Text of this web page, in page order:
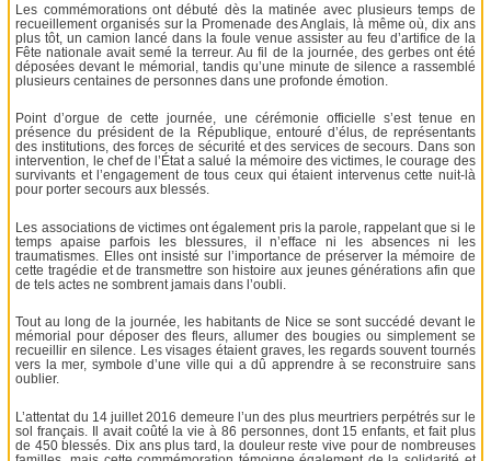
Les commémorations ont débuté dès la matinée avec plusieurs temps de
recueillement organisés sur la Promenade des Anglais, là même où, dix ans
plus tôt, un camion lancé dans la foule venue assister au feu d’artifice de la
Fête nationale avait semé la terreur. Au fil de la journée, des gerbes ont été
déposées devant le mémorial, tandis qu’une minute de silence a rassemblé
plusieurs centaines de personnes dans une profonde émotion.
Point d’orgue de cette journée, une cérémonie officielle s’est tenue en
présence du président de la République, entouré d’élus, de représentants
des institutions, des forces de sécurité et des services de secours. Dans son
intervention, le chef de l’État a salué la mémoire des victimes, le courage des
survivants et l’engagement de tous ceux qui étaient intervenus cette nuit-là
pour porter secours aux blessés.
Les associations de victimes ont également pris la parole, rappelant que si le
temps apaise parfois les blessures, il n’efface ni les absences ni les
traumatismes. Elles ont insisté sur l’importance de préserver la mémoire de
cette tragédie et de transmettre son histoire aux jeunes générations afin que
de tels actes ne sombrent jamais dans l’oubli.
Tout au long de la journée, les habitants de Nice se sont succédé devant le
mémorial pour déposer des fleurs, allumer des bougies ou simplement se
recueillir en silence. Les visages étaient graves, les regards souvent tournés
vers la mer, symbole d’une ville qui a dû apprendre à se reconstruire sans
oublier.
L’attentat du 14 juillet 2016 demeure l’un des plus meurtriers perpétrés sur le
sol français. Il avait coûté la vie à 86 personnes, dont 15 enfants, et fait plus
de 450 blessés. Dix ans plus tard, la douleur reste vive pour de nombreuses